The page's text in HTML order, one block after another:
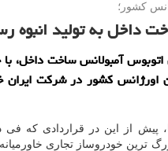
كشور؛
داخل به تولید انبوه
اتوبوس آمبولانس ساخت داخل،
اورژانس کشور در شرکت ایران
پیش از این در قراردادی که فی
ترین خودروساز تجاری